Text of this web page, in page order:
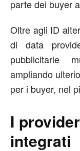
parte dei buyer
Oltre agli ID
di data
pubblicitarie
ampliando
per i buyer, nel
I